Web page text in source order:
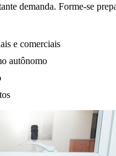
demanda. Forme-se
e comerciais
autônomo